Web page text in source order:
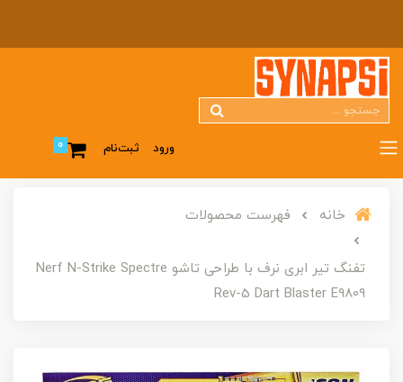
ورود ثبت‌نام 0
خانه فهرست محصولات
تفنگ تیر ابری نرف با طراحی تاشو Nerf N-Strike Spectre
Rev-5 Dart Blaster E9809